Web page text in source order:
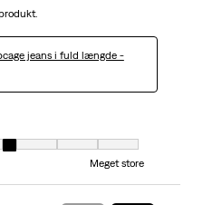
jeans i fuld længde -
Meget store